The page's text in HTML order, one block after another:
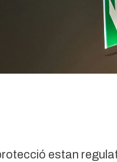
estan